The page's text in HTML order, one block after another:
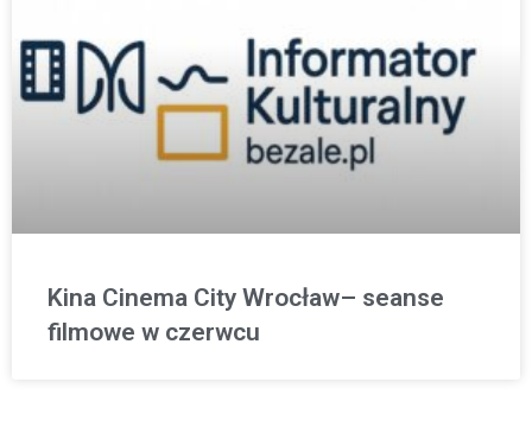
Kina Cinema City Wrocław– seanse
filmowe w czerwcu